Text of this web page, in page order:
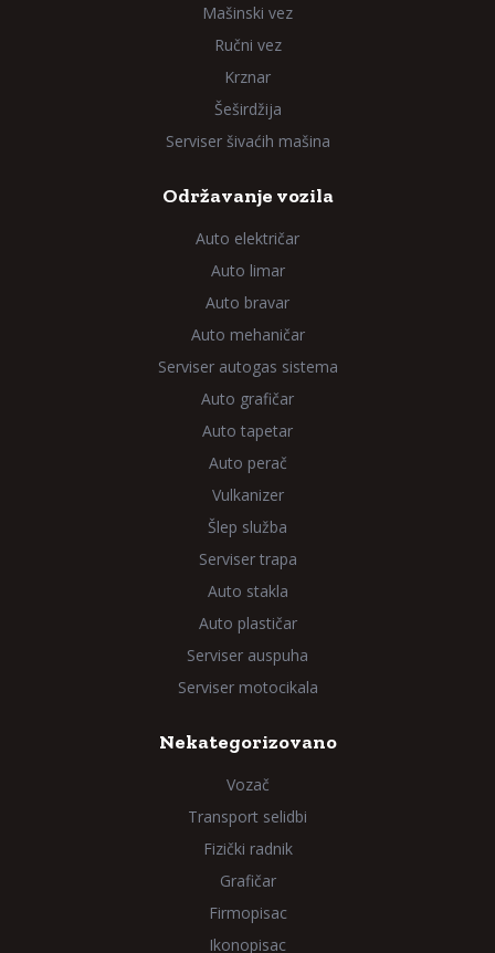
Mašinski vez
Ručni vez
Krznar
Šeširdžija
Serviser šivaćih mašina
Održavanje vozila
Auto električar
Auto limar
Auto bravar
Auto mehaničar
Serviser autogas sistema
Auto grafičar
Auto tapetar
Auto perač
Vulkanizer
Šlep služba
Serviser trapa
Auto stakla
Auto plastičar
Serviser auspuha
Serviser motocikala
Nekategorizovano
Vozač
Transport selidbi
Fizički radnik
Grafičar
Firmopisac
Ikonopisac